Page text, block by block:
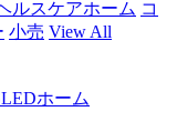
ルスケアホーム コ
小売 View All
ホーム